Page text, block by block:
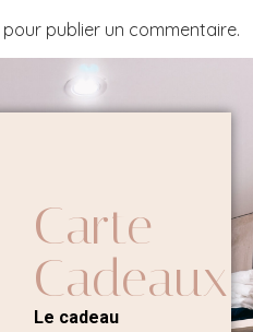
pour publier un commentaire.
Carte
Cadeaux
Le cadeau